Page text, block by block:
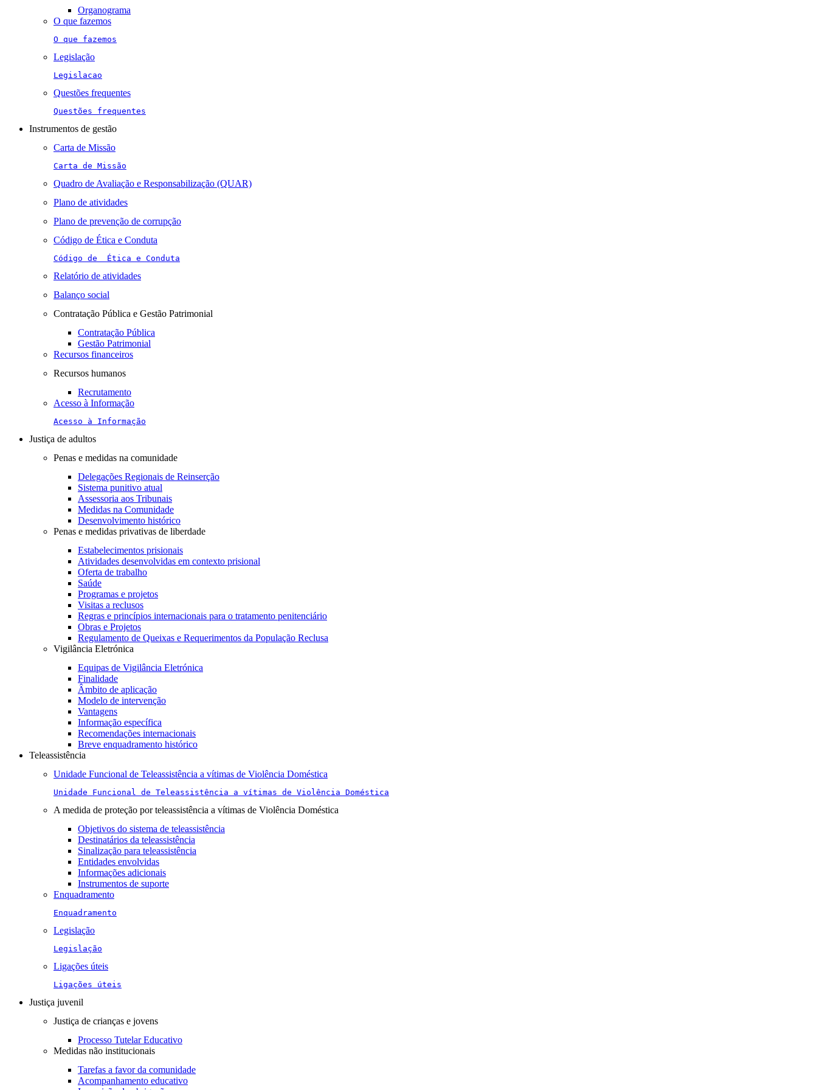
Organograma
O que fazemos
O que fazemos
Legislação
Legislacao
Questões frequentes
Questões frequentes
Instrumentos de gestão
Carta de Missão
Carta de Missão
Quadro de Avaliação e Responsabilização (QUAR)
Plano de atividades
Plano de prevenção de corrupção
Código de Ética e Conduta
Código de  Ética e Conduta
Relatório de atividades
Balanço social
Contratação Pública e Gestão Patrimonial
Contratação Pública
Gestão Patrimonial
Recursos financeiros
Recursos humanos
Recrutamento
Acesso à Informação
Acesso à Informação
Justiça de adultos
Penas e medidas na comunidade
Delegações Regionais de Reinserção
Sistema punitivo atual
Assessoria aos Tribunais
Medidas na Comunidade
Desenvolvimento histórico
Penas e medidas privativas de liberdade
Estabelecimentos prisionais
Atividades desenvolvidas em contexto prisional
Oferta de trabalho
Saúde
Programas e projetos
Visitas a reclusos
Regras e princípios internacionais para o tratamento penitenciário
Obras e Projetos
Regulamento de Queixas e Requerimentos da População Reclusa
Vigilância Eletrónica
Equipas de Vigilância Eletrónica
Finalidade
Âmbito de aplicação
Modelo de intervenção
Vantagens
Informação específica
Recomendações internacionais
Breve enquadramento histórico
Teleassistência
Unidade Funcional de Teleassistência a vítimas de Violência Doméstica
Unidade Funcional de Teleassistência a vítimas de Violência Doméstica
A medida de proteção por teleassistência a vítimas de Violência Doméstica
Objetivos do sistema de teleassistência
Destinatários da teleassistência
Sinalização para teleassistência
Entidades envolvidas
Informações adicionais
Instrumentos de suporte
Enquadramento
Enquadramento
Legislação
Legislação
Ligações úteis
Ligações úteis
Justiça juvenil
Justiça de crianças e jovens
Processo Tutelar Educativo
Medidas não institucionais
Tarefas a favor da comunidade
Acompanhamento educativo